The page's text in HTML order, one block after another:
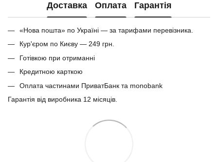
Доставка Оплата Гарантія
«Нова пошта» по Україні — за тарифами перевізника.
Кур'єром по Києву — 249 грн.
Готівкою при отриманні
Кредитною карткою
Оплата частинами ПриватБанк та monobank
Гарантія від виробника 12 місяців.